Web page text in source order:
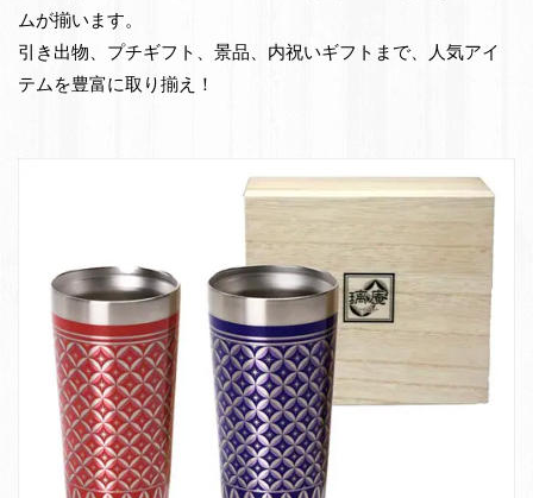
返
ムが揃います。
引き出物、プチギフト、景品、内祝いギフトまで、人気アイ
テムを豊富に取り揃え！